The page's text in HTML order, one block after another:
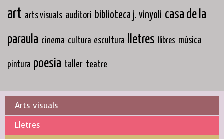
art arts visuals auditori biblioteca j. vinyoli casa de la
paraula cinema cultura escultura lletres llibres música
pintura poesia taller teatre
Arts visuals
Lletres